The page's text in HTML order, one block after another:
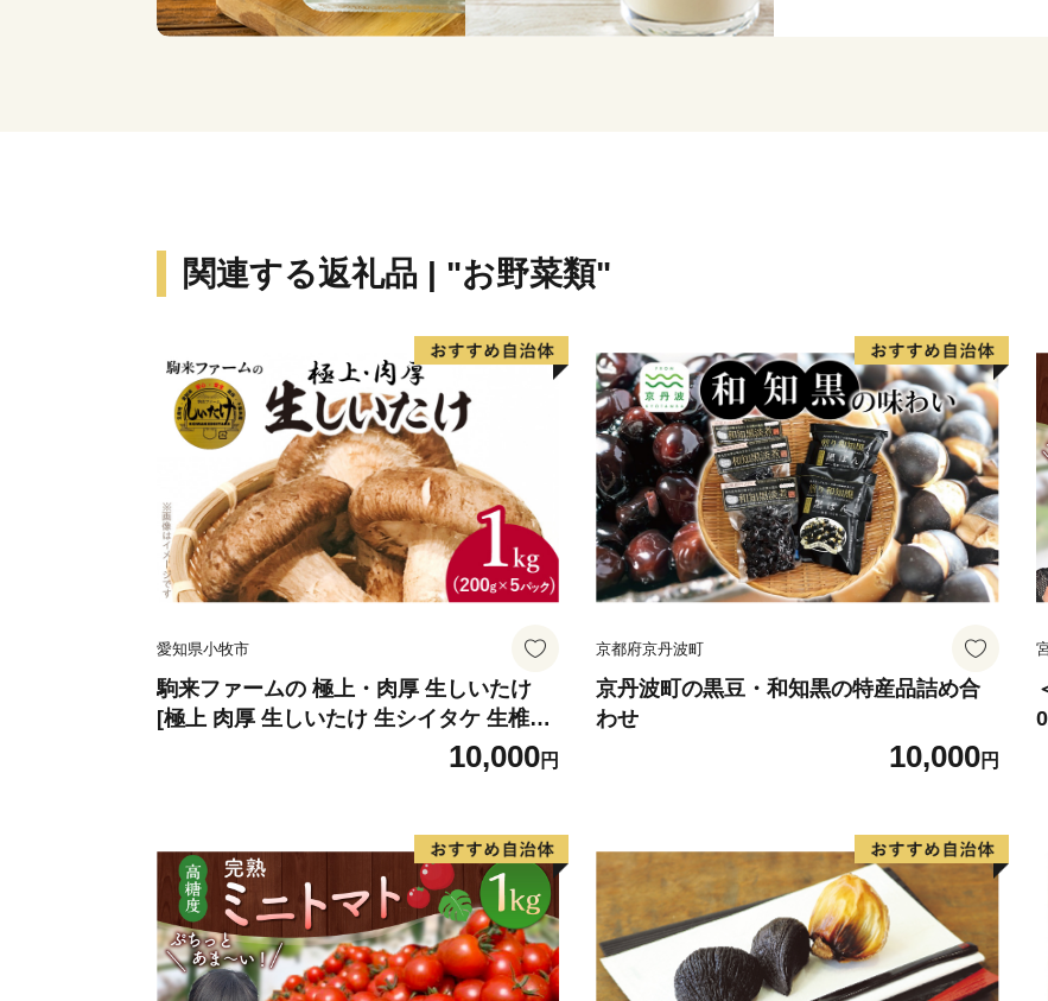
◆ふるさと納税お問い合
TEL:050-3355-3823
Mail:furusato-
■不良品の取扱について
お礼の品の受け取り時に
問い合わせセンターへ電
い。
・申し込まれたお礼の品
・返品方法等については
ふるさと納税（寄附）を
町お礼の品を進呈してい
関連する返礼品 | "お野菜類"
愛知県小牧市
駒来ファームの 極上・肉厚 生しいたけ
[極上 肉厚 生しいたけ 生シイタケ 生椎茸
安心 安全 国産 採れたて 新鮮 きのこ 野
10,000円
京都府京丹波町
京丹波町の黒豆・和知黒の特産品詰め合
わせ
10,000円